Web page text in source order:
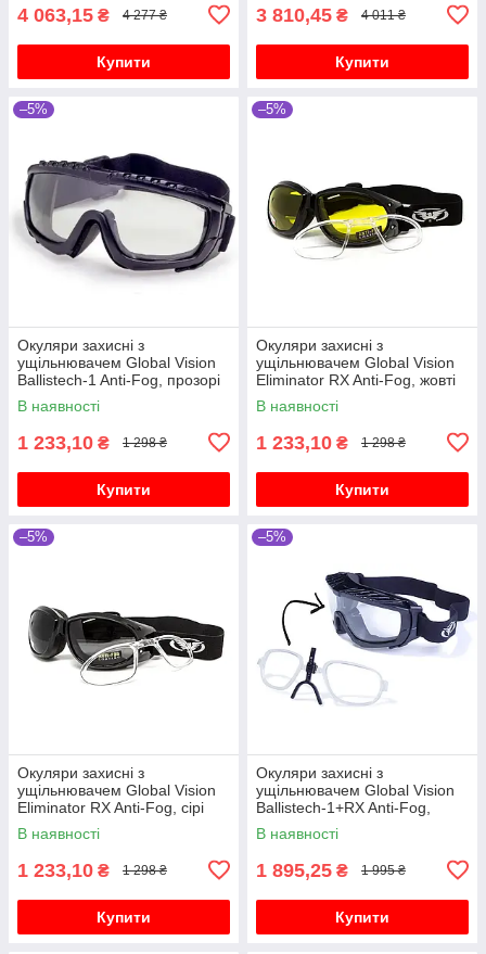
4 063,15 ₴ 4 277 ₴
Купити
3 810,45 ₴ 4 011 ₴
Купити
–5%
Окуляри захисні з
ущільнювачем Global Vision
Ballistech-1 Anti-Fog, прозорі
В наявності
1 233,10 ₴ 1 298 ₴
Купити
–5%
Окуляри захисні з
ущільнювачем Global Vision
Eliminator RX Anti-Fog, жовті
В наявності
1 233,10 ₴ 1 298 ₴
Купити
–5%
Окуляри захисні з
ущільнювачем Global Vision
Eliminator RX Anti-Fog, сірі
В наявності
1 233,10 ₴ 1 298 ₴
Купити
–5%
Окуляри захисні з
ущільнювачем Global Vision
Ballistech-1+RX Anti-Fog,
прозорі
В наявності
1 895,25 ₴ 1 995 ₴
Купити